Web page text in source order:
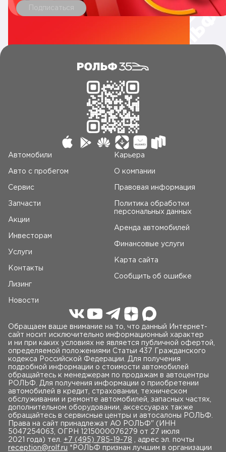
Цвет потолка Черный
Цветной экран с бортовым компьютером в панели
Центральный подлокотник для 2-го ряда сидений
Электрический стояночный тормоз с функцией AutoHold
Электропривод двери багажника (открытие багажника
Электропривод складывания зеркал
Подписаться
Автомобили
Авто c пробегом
Сервис
Запчасти
Акции
Инвесторам
Услуги
Контакты
Лизинг
Новости
Карьера
О компании
Правовая информация
Политика обработки
персональных данных
Аренда автомобилей
Финансовые услуги
Карта сайта
Сообщить об ошибке
Обращаем ваше внимание на то, что данный Интернет-
сайт носит исключительно информационный характер
и ни при каких условиях не является публичной офертой,
определяемой положениями Статьи 437 Гражданского
кодекса Российской Федерации. Для получения
подробной информации о стоимости автомобилей
обращайтесь к менеджерам по продажам в автоцентры
РОЛЬФ. Для получения информации о приобретении
автомобилей в кредит, страховании, техническом
обслуживании и ремонте автомобилей, запасных частях,
дополнительном оборудовании, аксессуарах также
обращайтесь в сервисные центры и автосалоны РОЛЬФ.
Права на сайт принадлежат AO РОЛЬФ" (ИНН
5047254063, ОГРН 1215000076279 от 27 июля
2021 года) тел. +7 (495) 785-19-78 , адрес эл. почты
reception@rolf.ru *РОЛЬФ признан лучшим в организации